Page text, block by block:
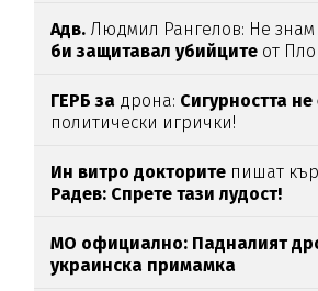
Адв. Людмил Рангелов: Не знам
би защитавал убийците от
ГЕРБ за дрона: Сигурността
политически игрички!
Ин витро докторите пишат
Радев: Спрете тази лудост!
МО официално: Падналият
украинска примамка